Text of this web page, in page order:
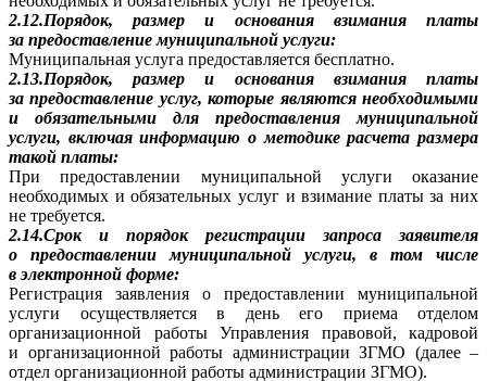
2.12.Порядок, размер и основания взимания платы
за предоставление муниципальной услуги:
Муниципальная услуга предоставляется бесплатно.
2.13.Порядок, размер и основания взимания платы
за предоставление услуг, которые являются необходимыми
и обязательными для предоставления муниципальной
услуги, включая информацию о методике расчета размера
такой платы:
При предоставлении муниципальной услуги оказание
необходимых и обязательных услуг и взимание платы за них
не требуется.
2.14.Срок и порядок регистрации запроса заявителя
о предоставлении муниципальной услуги, в том числе
в электронной форме:
Регистрация заявления о предоставлении муниципальной
услуги осуществляется в день его приема отделом
организационной работы Управления правовой, кадровой
и организационной работы администрации ЗГМО (далее –
отдел организационной работы администрации ЗГМО).